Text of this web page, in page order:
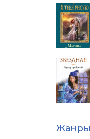
Жанры